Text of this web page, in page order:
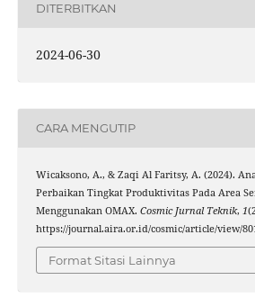
DITERBITKAN
2024-06-30
CARA MENGUTIP
Wicaksono, A., & Zaqi Al Faritsy, A. (2024).
Perbaikan Tingkat Produktivitas Pada Area
Menggunakan OMAX. Cosmic Jurnal Teknik, 1
https://journal.aira.or.id/cosmic/article/view/
Format Sitasi Lainnya